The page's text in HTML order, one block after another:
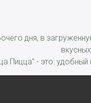
дня, в
Пицца" - это: